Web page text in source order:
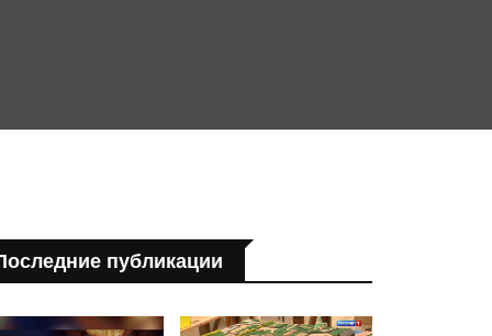
публикации